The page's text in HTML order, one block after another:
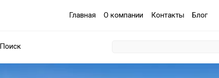
Главная О компании Контакты Блог
Поиск